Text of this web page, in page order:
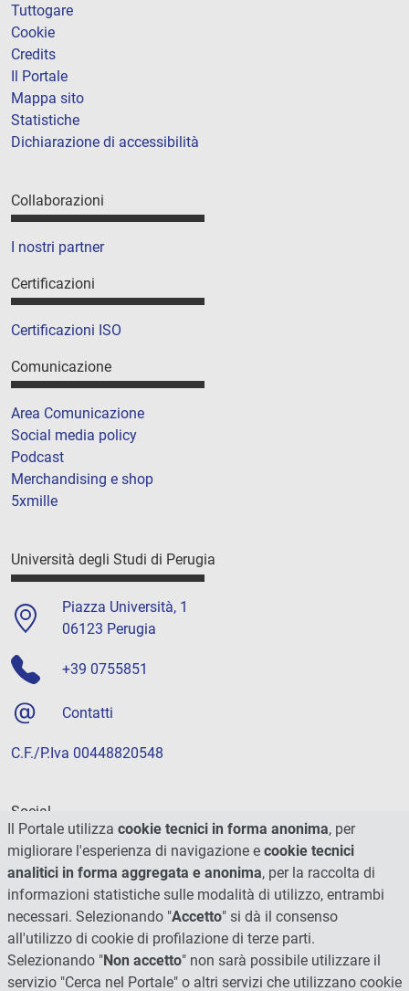
Tuttogare
Cookie
Credits
Il Portale
Mappa sito
Statistiche
Dichiarazione di accessibilità
Collaborazioni
I nostri partner
Certificazioni
Certificazioni ISO
Comunicazione
Area Comunicazione
Social media policy
Podcast
Merchandising e shop
5xmille
Università degli Studi di Perugia
Piazza Università, 1
06123 Perugia
+39 0755851
Contatti
C.F./P.Iva 00448820548
Social
Il Portale utilizza cookie tecnici in forma anonima, per
migliorare l'esperienza di navigazione e cookie tecnici
analitici in forma aggregata e anonima, per la raccolta di
informazioni statistiche sulle modalità di utilizzo, entrambi
necessari. Selezionando "Accetto" si dà il consenso
all'utilizzo di cookie di profilazione di terze parti.
Selezionando "Non accetto" non sarà possibile utilizzare il
servizio "Cerca nel Portale" o altri servizi che utilizzano cookie